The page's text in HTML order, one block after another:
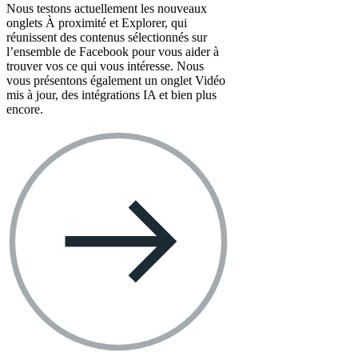
Nous testons actuellement les nouveaux
onglets À proximité et Explorer, qui
réunissent des contenus sélectionnés sur
l’ensemble de Facebook pour vous aider à
trouver vos ce qui vous intéresse. Nous
vous présentons également un onglet Vidéo
mis à jour, des intégrations IA et bien plus
encore.